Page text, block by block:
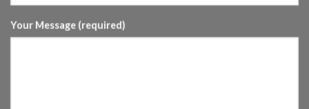
Your Message (required)